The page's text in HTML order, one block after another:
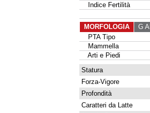
Indice Fertilità
MORFOLOGIA
G
PTA Tipo
Mammella
Arti e Piedi
Statura
Forza-Vigore
Profondità
Caratteri da Latte